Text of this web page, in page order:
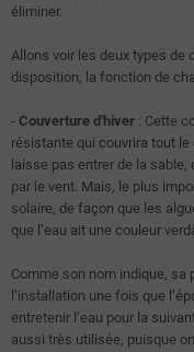
éliminer.
Allons voir les deux types de
disposition, la fonction de
- Couverture d'hiver : Cette
résistante qui couvrira tout
laisse pas entrer de la
par le vent. Mais, le plus
solaire, de façon que les
que l’eau ait une couleur
Comme son nom indique,
l’installation une fois que
entretenir l’eau pour la
aussi très utilisée, puisque